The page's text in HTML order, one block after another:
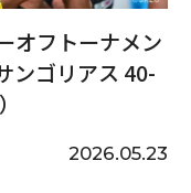
オフトーナメン
ンゴリアス 40-
2026.05.23